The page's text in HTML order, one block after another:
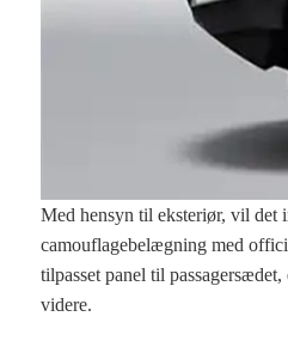
Med hensyn til eksteriør, vil det
camouflagebelægning med
tilpasset panel til
videre.